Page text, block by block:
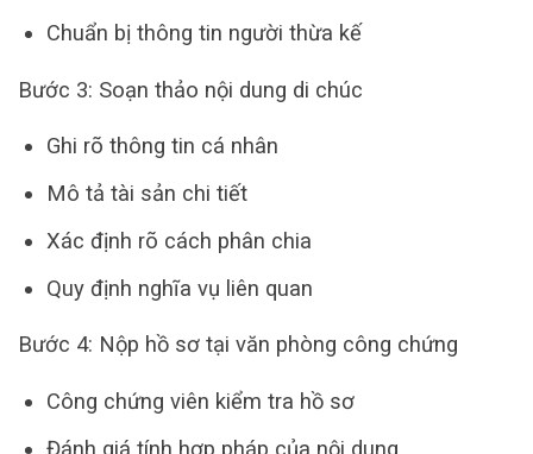
Chuẩn bị thông tin người thừa kế
Bước 3: Soạn thảo nội dung di chúc
Ghi rõ thông tin cá nhân
Mô tả tài sản chi tiết
Xác định rõ cách phân chia
Quy định nghĩa vụ liên quan
Bước 4: Nộp hồ sơ tại văn phòng công chứng
Công chứng viên kiểm tra hồ sơ
Đánh giá tính hợp pháp của nội dung